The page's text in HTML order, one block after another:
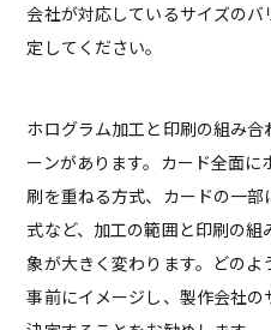
会社が対応しているサイズの
定してください。
ホログラム加工と印刷の組み
ーンがあります。カード全面
刷を重ねる方式、カードの一
式など、加工の範囲と印刷の
象が大きく変わります。どの
事前にイメージし、製作会社